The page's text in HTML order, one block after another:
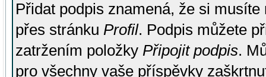
Přidat podpis znamená, že si
přes stránku Profil. Podpis můžete
zatržením položky Připojit podpis.
pro všechny vaše příspěvky